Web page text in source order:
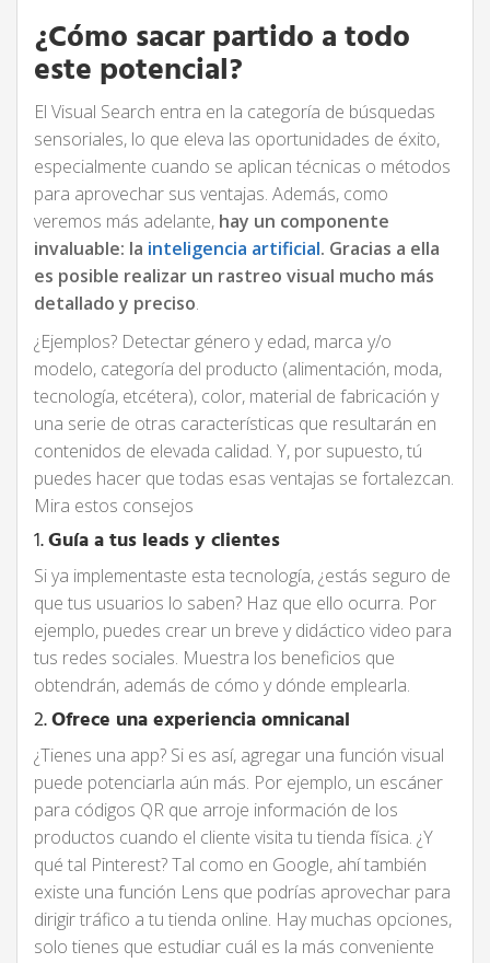
¿Cómo sacar partido a todo
este potencial?
El Visual Search entra en la categoría de búsquedas
sensoriales, lo que eleva las oportunidades de éxito,
especialmente cuando se aplican técnicas o métodos
para aprovechar sus ventajas. Además, como
veremos más adelante, hay un componente
invaluable: la inteligencia artificial. Gracias a ella
es posible realizar un rastreo visual mucho más
detallado y preciso.
¿Ejemplos? Detectar género y edad, marca y/o
modelo, categoría del producto (alimentación, moda,
tecnología, etcétera), color, material de fabricación y
una serie de otras características que resultarán en
contenidos de elevada calidad. Y, por supuesto, tú
puedes hacer que todas esas ventajas se fortalezcan.
Mira estos consejos
1.Guía a tus leads y clientes
Si ya implementaste esta tecnología, ¿estás seguro de
que tus usuarios lo saben? Haz que ello ocurra. Por
ejemplo, puedes crear un breve y didáctico video para
tus redes sociales. Muestra los beneficios que
obtendrán, además de cómo y dónde emplearla.
2.Ofrece una experiencia omnicanal
¿Tienes una app? Si es así, agregar una función visual
puede potenciarla aún más. Por ejemplo, un escáner
para códigos QR que arroje información de los
productos cuando el cliente visita tu tienda física. ¿Y
qué tal Pinterest? Tal como en Google, ahí también
existe una función Lens que podrías aprovechar para
dirigir tráfico a tu tienda online. Hay muchas opciones,
solo tienes que estudiar cuál es la más conveniente